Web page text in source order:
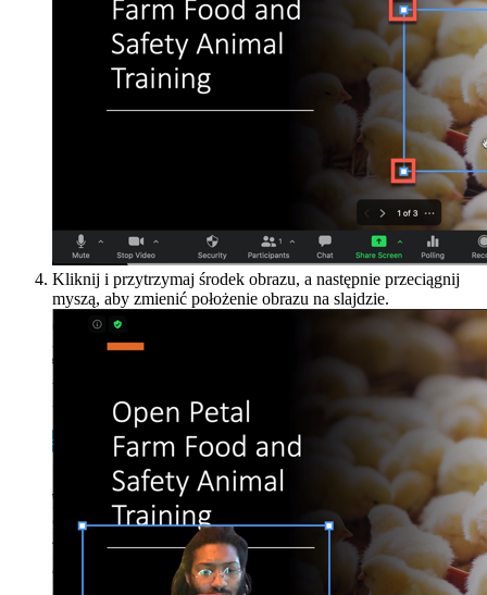
Kliknij i przytrzymaj środek obrazu, a następnie przeciągnij
myszą, aby zmienić położenie obrazu na slajdzie.